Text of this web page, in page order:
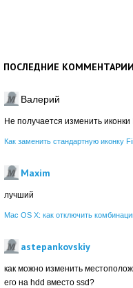
ПОСЛЕДНИЕ КОММЕНТАРИИ
Валерий
Не получается изменить
Как заменить стандартную иконку
Maxim
лучший
Mac OS X: как отключить
astepankovskiy
как можно изменить
его на hdd вместо ssd?